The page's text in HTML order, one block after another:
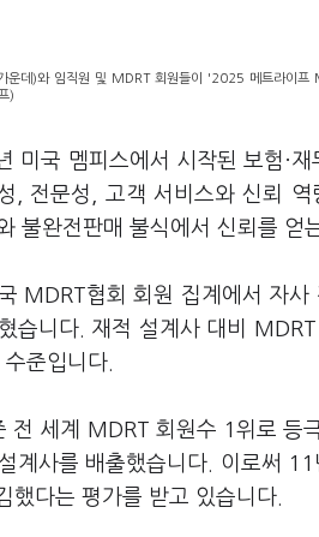
운데)와 임직원 및 MDRT 회원들이 '2025 메트라이프
)
국 멤피스에서 시작된 보험·재
, 전문성, 고객 서비스와 신뢰 역
불완전판매 불식에서 신뢰를 얻
MDRT협회 회원 집계에서 자
습니다. 재적 설계사 대비
준입니다.
세계 MDRT 회원수 1위로 등
계사를 배출했습니다. 이로써
했다는 평가를 받고 있습니다.